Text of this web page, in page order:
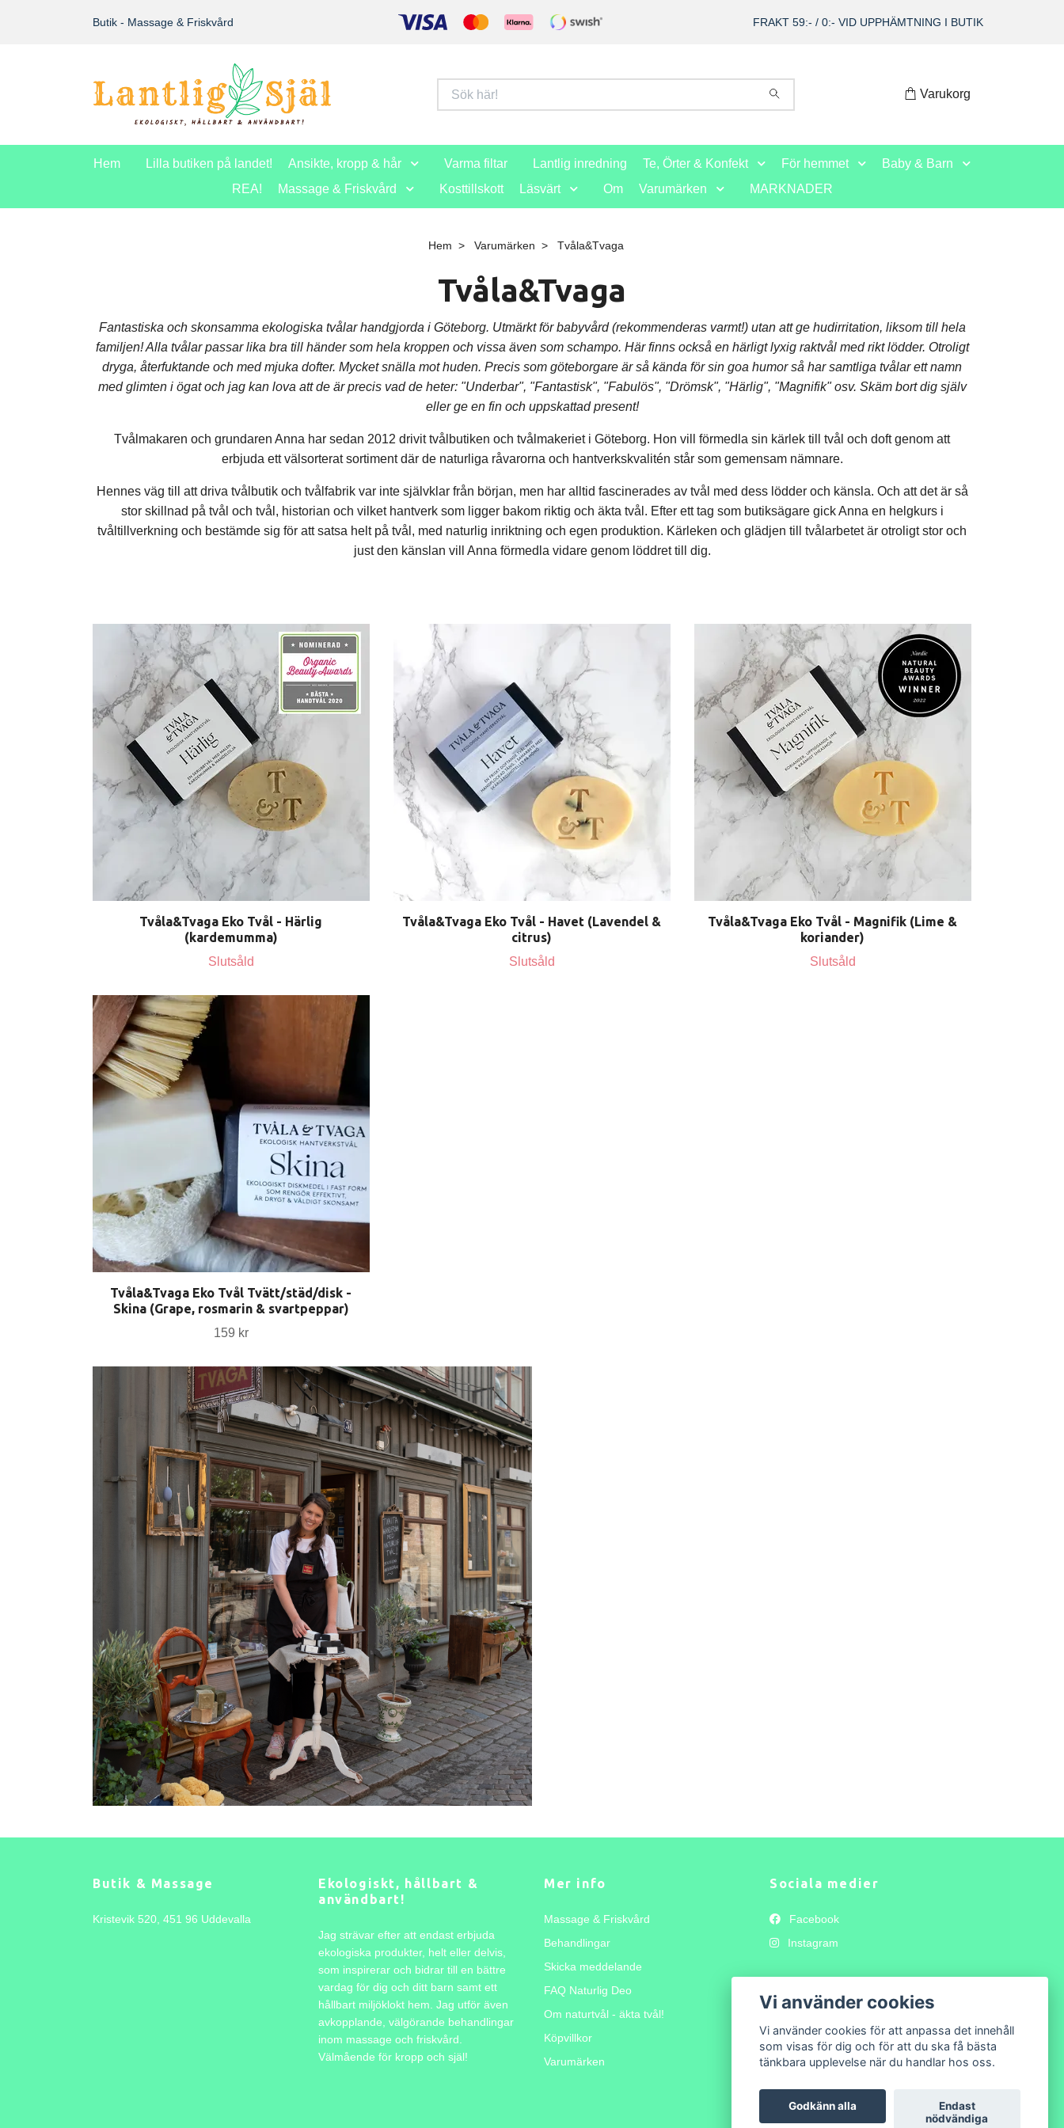
Butik - Massage & Friskvård FRAKT 59:- / 0:- VID UPPHÄMTNING I BUTIK
Varukorg
Hem Lilla butiken på landet! Ansikte, kropp & hår Varma filtar Lantlig inredning Te, Örter & Konfekt För hemmet
Baby & Barn
REA!
Massage & Friskvård Kosttillskott Läsvärt Om Varumärken MARKNADER
Hem Varumärken Tvåla&Tvaga
Tvåla&Tvaga
Fantastiska och skonsamma ekologiska tvålar handgjorda i Göteborg. Utmärkt för babyvård (rekommenderas varmt!) utan att ge hudirritation, liksom till hela
familjen! Alla tvålar passar lika bra till händer som hela kroppen och vissa även som schampo. Här finns också en härligt lyxig raktvål med rikt lödder. Otroligt
dryga, återfuktande och med mjuka dofter. Mycket snälla mot huden. Precis som göteborgare är så kända för sin goa humor så har samtliga tvålar ett namn
med glimten i ögat och jag kan lova att de är precis vad de heter: "Underbar", "Fantastisk", "Fabulös", "Drömsk", "Härlig", "Magnifik" osv. Skäm bort dig själv
eller ge en fin och uppskattad present!
Tvålmakaren och grundaren Anna har sedan 2012 drivit tvålbutiken och tvålmakeriet i Göteborg. Hon vill förmedla sin kärlek till tvål och doft genom att
erbjuda ett välsorterat sortiment där de naturliga råvarorna och hantverkskvalitén står som gemensam nämnare.
Hennes väg till att driva tvålbutik och tvålfabrik var inte självklar från början, men har alltid fascinerades av tvål med dess lödder och känsla. Och att det är så
stor skillnad på tvål och tvål, historian och vilket hantverk som ligger bakom riktig och äkta tvål. Efter ett tag som butiksägare gick Anna en helgkurs i
tvåltillverkning och bestämde sig för att satsa helt på tvål, med naturlig inriktning och egen produktion. Kärleken och glädjen till tvålarbetet är otroligt stor och
just den känslan vill Anna förmedla vidare genom löddret till dig.
Tvåla&Tvaga Eko Tvål - Härlig
(kardemumma)
Slutsåld
Tvåla&Tvaga Eko Tvål - Havet (Lavendel &
citrus)
Slutsåld
Tvåla&Tvaga Eko Tvål - Magnifik (Lime &
koriander)
Slutsåld
Tvåla&Tvaga Eko Tvål Tvätt/städ/disk -
Skina (Grape, rosmarin & svartpeppar)
159 kr
Butik & Massage
Kristevik 520, 451 96 Uddevalla
Ekologiskt, hållbart &
användbart!
Jag strävar efter att endast erbjuda
ekologiska produkter, helt eller delvis,
som inspirerar och bidrar till en bättre
vardag för dig och ditt barn samt ett
hållbart miljöklokt hem. Jag utför även
avkopplande, välgörande behandlingar
inom massage och friskvård.
Välmående för kropp och själ!
Mer info
Massage & Friskvård
Behandlingar
Skicka meddelande
FAQ Naturlig Deo
Om naturtvål - äkta tvål!
Köpvillkor
Varumärken
Sociala medier
Facebook
Instagram
Vi använder cookies
Vi använder cookies för att anpassa det innehåll
som visas för dig och för att du ska få bästa
tänkbara upplevelse när du handlar hos oss.
Godkänn alla
Endast
nödvändiga